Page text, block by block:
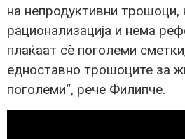
на непродуктивни трошоци,
рационализација и нема
плаќаат сè поголеми
едноставно трошоците за
поголеми“, рече Филипче.